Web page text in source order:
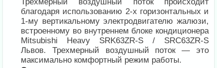
благодаря использованию 2-х горизонтальных и
1-му вертикальному электродвигателю жалюзи,
встроенному во внутреннем блоке кондиционера
Mitsubishi Heavy SRK63ZR-S / SRC63ZR-S
Львов. Трехмерный воздушный поток — это
максимально комфортный режим работы.